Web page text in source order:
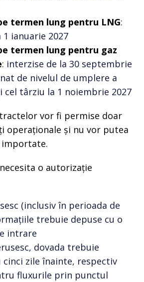
termen lung pentru LNG:
ianuarie 2027
termen lung pentru gaz
: interzise de la 30 septembrie
de nivelul de umplere a
cel târziu la 1 noiembrie 2027
vor fi permise doar
operaționale și nu vor putea
importate.
o autorizație
(inclusiv în perioada de
trebuie depuse cu o
intrare
dovada trebuie
cinci zile înainte, respectiv
fluxurile prin punctul